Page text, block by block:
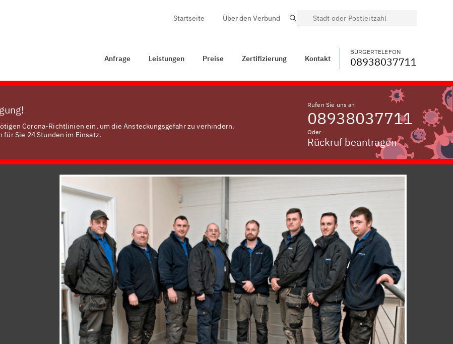
BÜRGERTELEFON WECHSELN
Startseite Über den Verbund Suche
Anfrage Leistungen Preise Zertifizierung Kontakt
BÜRGERTELEFON
08938037711
Corona-Richtlinien ein, um die Ansteckungsgefahr zu verhindern.
Sie 24 Stunden im Einsatz.
Rufen Sie uns an
08938037711
Oder
Rückruf beantragen